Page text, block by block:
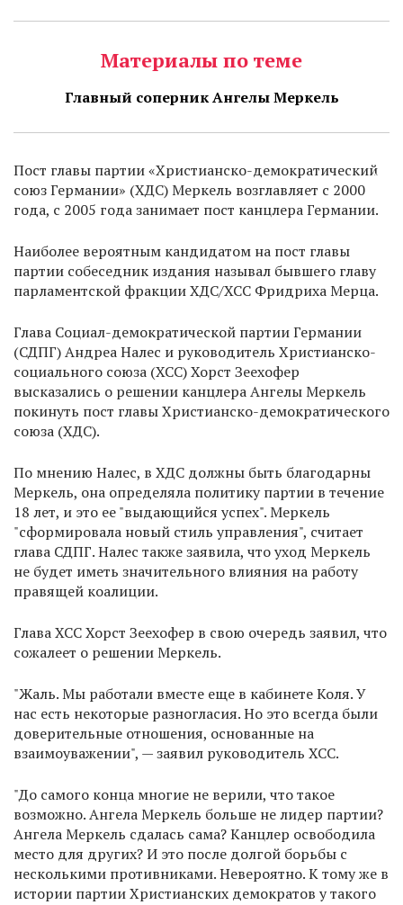
Материалы по теме
Главный соперник Ангелы Меркель
Пост главы партии «Христианско-демократический
союз Германии» (ХДС) Меркель возглавляет с 2000
года, с 2005 года занимает пост канцлера Германии.
Наиболее вероятным кандидатом на пост главы
партии собеседник издания называл бывшего главу
парламентской фракции ХДС/ХСС Фридриха Мерца.
Глава Социал-демократической партии Германии
(СДПГ) Андреа Налес и руководитель Христианско-
социального союза (ХСС) Хорст Зеехофер
высказались о решении канцлера Ангелы Меркель
покинуть пост главы Христианско-демократического
союза (ХДС).
По мнению Налес, в ХДС должны быть благодарны
Меркель, она определяла политику партии в течение
18 лет, и это ее "выдающийся успех". Меркель
"сформировала новый стиль управления", считает
глава СДПГ. Налес также заявила, что уход Меркель
не будет иметь значительного влияния на работу
правящей коалиции.
Глава ХСС Хорст Зеехофер в свою очередь заявил, что
сожалеет о решении Меркель.
"Жаль. Мы работали вместе еще в кабинете Коля. У
нас есть некоторые разногласия. Но это всегда были
доверительные отношения, основанные на
взаимоуважении", — заявил руководитель ХСС.
"До самого конца многие не верили, что такое
возможно. Ангела Меркель больше не лидер партии?
Ангела Меркель сдалась сама? Канцлер освободила
место для других? И это после долгой борьбы с
несколькими противниками. Невероятно. К тому же в
истории партии Христианских демократов у такого